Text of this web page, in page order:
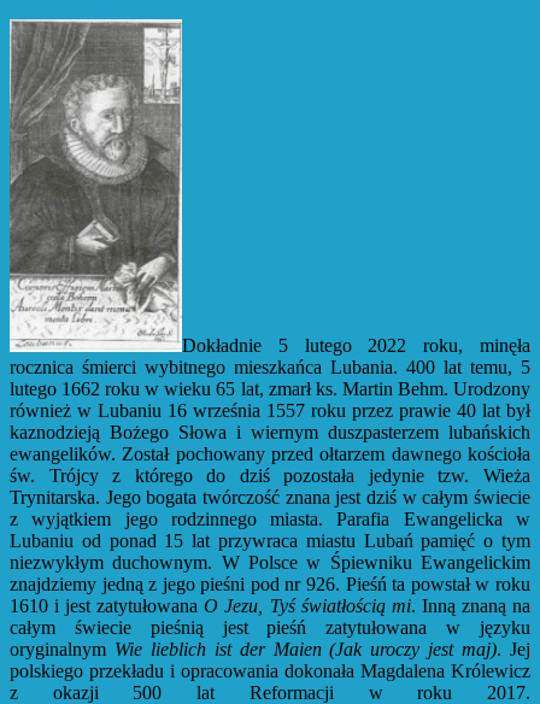
Dokładnie 5 lutego 2022 roku, minęła
rocznica śmierci wybitnego mieszkańca Lubania. 400 lat temu, 5
lutego 1662 roku w wieku 65 lat, zmarł ks. Martin Behm. Urodzony
również w Lubaniu 16 września 1557 roku przez prawie 40 lat był
kaznodzieją Bożego Słowa i wiernym duszpasterzem lubańskich
ewangelików. Został pochowany przed ołtarzem dawnego kościoła
św. Trójcy z którego do dziś pozostała jedynie tzw. Wieża
Trynitarska. Jego bogata twórczość znana jest dziś w całym świecie
z wyjątkiem jego rodzinnego miasta. Parafia Ewangelicka w
Lubaniu od ponad 15 lat przywraca miastu Lubań pamięć o tym
niezwykłym duchownym. W Polsce w Śpiewniku Ewangelickim
znajdziemy jedną z jego pieśni pod nr 926. Pieśń ta powstał w roku
1610 i jest zatytułowanaO Jezu, Tyś światłością mi. Inną znaną na
całym świecie pieśnią jest pieśń zatytułowana w języku
oryginalnym Wie lieblich ist der Maien (Jak uroczy jest maj). Jej
polskiego przekładu i opracowania dokonała Magdalena Królewicz
z okazji 500 lat Reformacji w roku 2017.